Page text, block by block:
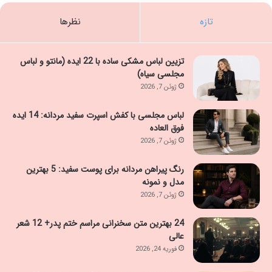
تازه نظرها
تزیین لباس مشکی ساده با 22 ایده (مانتو و لباس
مجلسی سیاه)
ژوئن 7, 2026
لباس مجلسی با کفش اسپرت سفید مردانه: 14 ایده
فوق العاده
ژوئن 7, 2026
رنگ پیراهن مردانه برای پوست سفید: 5 بهترین
مدل و نمونه
ژوئن 7, 2026
24 بهترین متن سخنرانی مراسم ختم پدر+ 12 شعر
عالی
فوریه 24, 2026